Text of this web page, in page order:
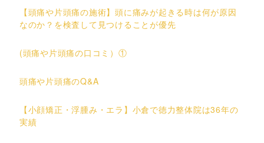
【頭痛や片頭痛の施術】頭に痛みが起きる時は何が原因
なのか？を検査して見つけることが優先
(頭痛や片頭痛の口コミ）①
頭痛や片頭痛のQ&A
【小顔矯正・浮腫み・エラ】小倉で徳力整体院は36年の
実績